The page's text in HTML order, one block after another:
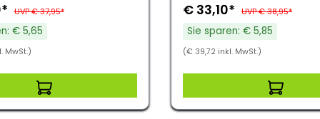
UVP € 37,95*
€ 5,65
MwSt.)
€ 33,10* UVP € 38,95*
Sie sparen: € 5,85
(€ 39,72 inkl. MwSt.)